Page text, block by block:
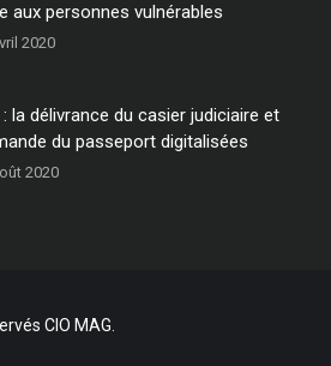
aux personnes vulnérables
2020
: la délivrance du casier judiciaire et
du passeport digitalisées
2020
CIO MAG.